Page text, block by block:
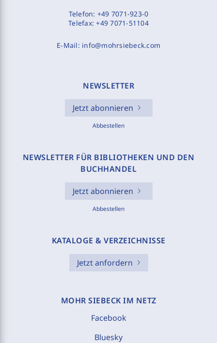
Telefon: +49 7071-923-0
Telefax:+49 7071-51104
E-Mail: info@mohrsiebeck.com
NEWSLETTER
Jetzt abonnieren
Abbestellen
NEWSLETTER FÜR BIBLIOTHEKEN UND DEN
BUCHHANDEL
Jetzt abonnieren
Abbestellen
KATALOGE & VERZEICHNISSE
Jetzt anfordern
MOHR SIEBECK IM NETZ
Facebook
Bluesky